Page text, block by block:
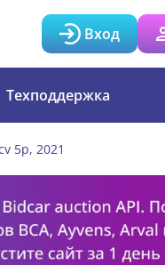
Вход
Техподдержка
5p, 2021